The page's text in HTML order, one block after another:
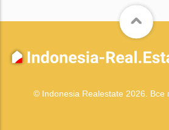
© Indonesia Realestate 2026.